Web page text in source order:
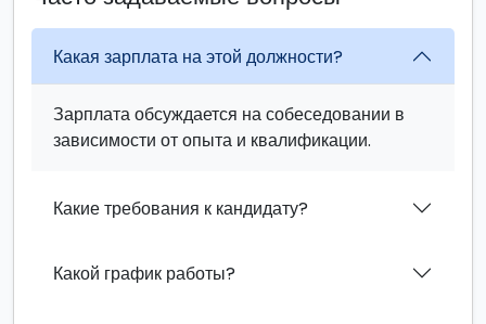
Какая зарплата на этой должности?
Зарплата обсуждается на собеседовании в
зависимости от опыта и квалификации.
Какие требования к кандидату?
Какой график работы?